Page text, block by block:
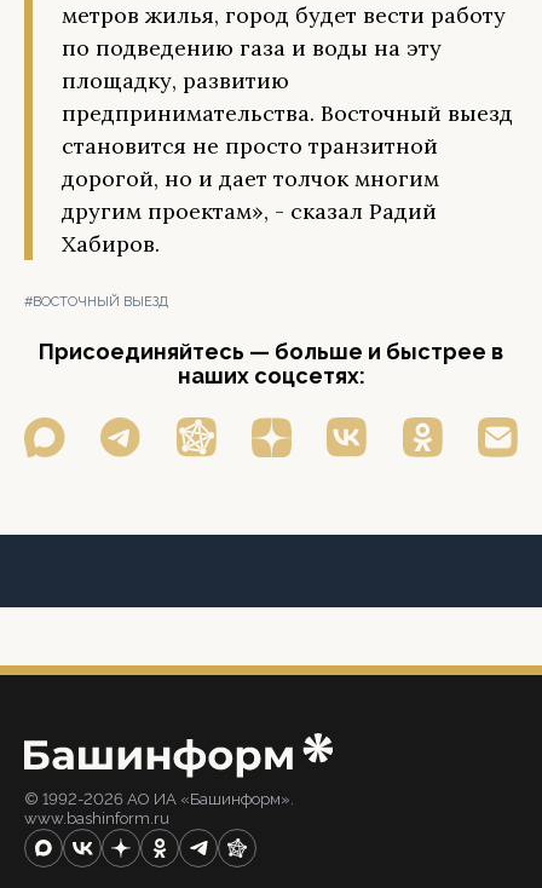
метров жилья, город будет вести работу
по подведению газа и воды на эту
площадку, развитию
предпринимательства. Восточный выезд
становится не просто транзитной
дорогой, но и дает толчок многим
другим проектам», - сказал Радий
Хабиров.
#ВОСТОЧНЫЙ ВЫЕЗД
Присоединяйтесь — больше и быстрее в
наших соцсетях:
© 1992-2026 АО ИА «Башинформ».
www.bashinform.ru